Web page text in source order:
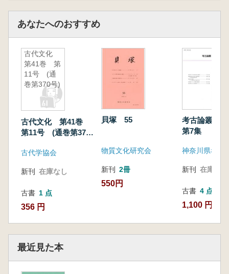
あなたへのおすすめ
古代文化
第41巻 第
11号 (通
巻第370号)
古代文化 第41巻
第11号 (通巻第370
古代学協会
新刊 在庫なし
古書 1 点
356 円
貝塚 55
物質文化研究会
新刊 2冊
550円
考古論叢
第7集
神奈川県考古
新刊 在庫なし
古書 4 点
1,100 円~
最近見た本